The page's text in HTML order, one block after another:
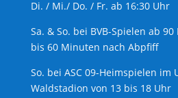
Di. / Mi./ Do. / Fr. ab 16:30 Uhr
Sa. & So. bei BVB-Spielen ab
bis 60 Minuten nach Abpfiff
So. bei ASC 09-Heimspielen im
Waldstadion von 13 bis 18 Uhr